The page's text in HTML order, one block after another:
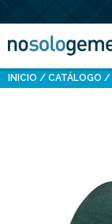
INICIO CATÁLOGO